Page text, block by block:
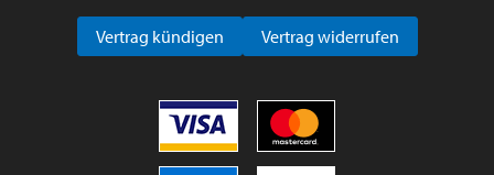
Vertrag kündigen Vertrag widerrufen